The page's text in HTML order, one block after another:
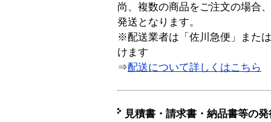
尚、複数の商品をご注文の場合
発送となります。
※配送業者は「佐川急便」また
けます
⇒配送について詳しくはこちら
見積書・請求書・納品書等の